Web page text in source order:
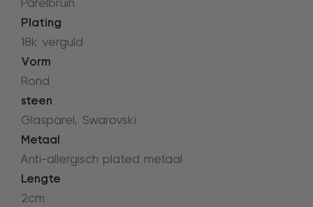
Parelbruin
Plating
18k verguld
Vorm
Rond
steen
Glasparel, Swarovski
Metaal
Anti-allergisch plated metaal
Lengte
2cm